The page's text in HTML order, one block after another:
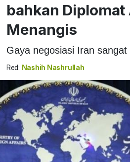
bahkan Diplomat
Menangis
Gaya negosiasi Iran sangat
Red: Nashih Nashrullah